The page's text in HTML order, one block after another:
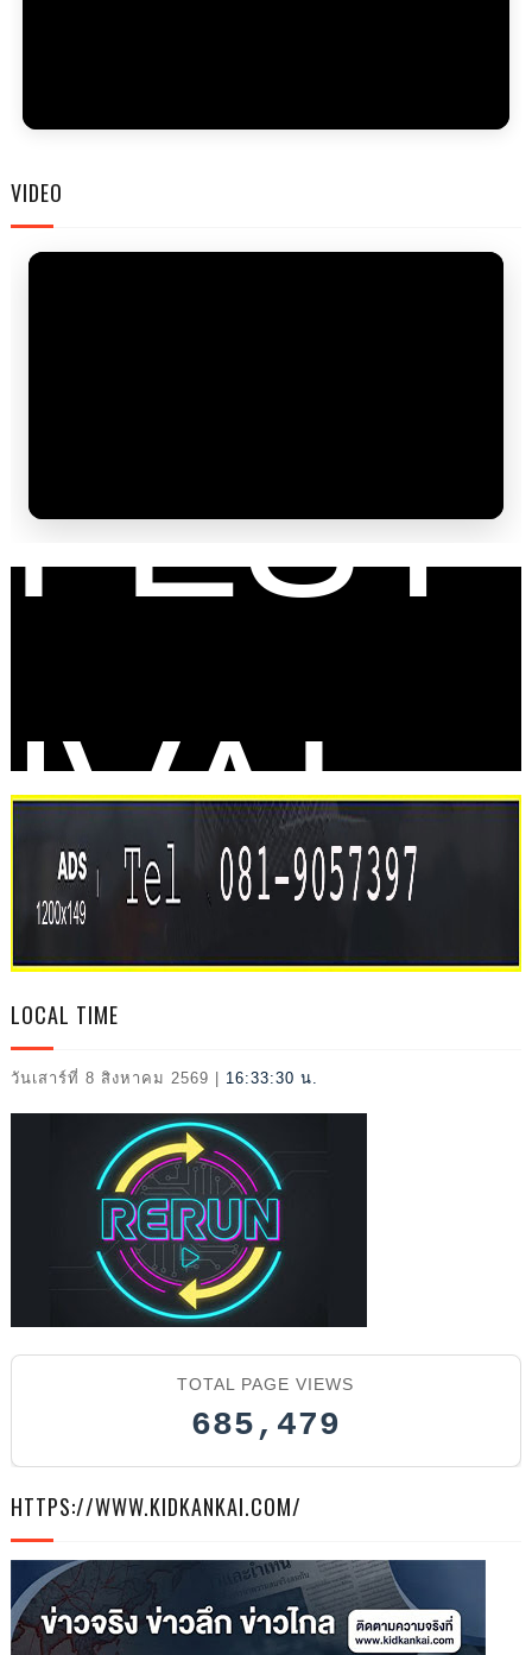
VIDEO
FAM
FEST
IVAL
2026
LOCAL TIME
วันเสาร์ที่ 8 สิงหาคม 2569 16:33:32 น.
TOTAL PAGE VIEWS
685,479
HTTPS://WWW.KIDKANKAI.COM/